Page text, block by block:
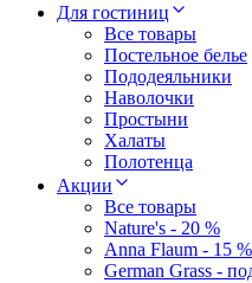
Для гостиниц
Все товары
Постельное белье
Пододеяльники
Наволочки
Простыни
Халаты
Полотенца
Акции
Все товары
Nature's - 20 %
Anna Flaum - 15 %
German Grass -